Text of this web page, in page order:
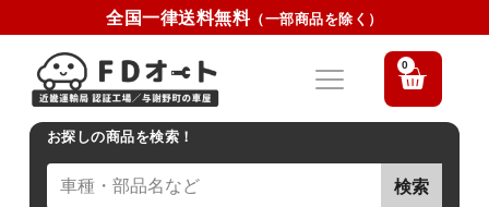
全国一律送料無料（一部商品を除く）
0
お探しの商品を検索！
検索